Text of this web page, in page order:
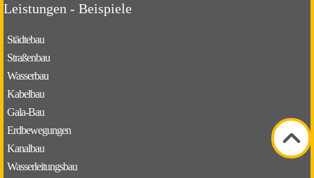
Leistungen - Beispiele
Städtebau
Straßenbau
Wasserbau
Kabelbau
Gala-Bau
Erdbewegungen
Kanalbau
Wasserleitungsbau